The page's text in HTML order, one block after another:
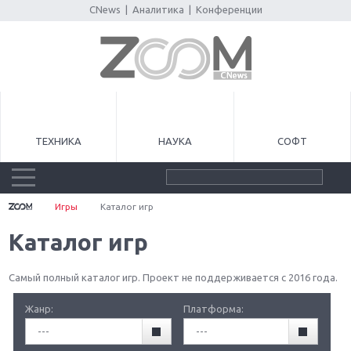
CNews Аналитика Конференции
ТЕХНИКА НАУКА СОФТ
Игры Каталог игр
Каталог игр
Самый полный каталог игр. Проект не поддерживается с 2016 года.
Жанр:
---
Платформа:
---